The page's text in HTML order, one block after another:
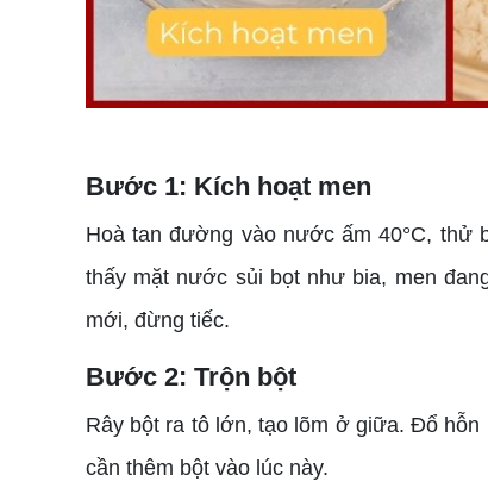
Bước 1: Kích hoạt men
Hoà tan đường vào nước ấm 40°C, thử
thấy mặt nước sủi bọt như bia, men
mới, đừng tiếc.
Bước 2: Trộn bột
Rây bột ra tô lớn, tạo lõm ở giữa. Đổ
cần thêm bột vào lúc này.